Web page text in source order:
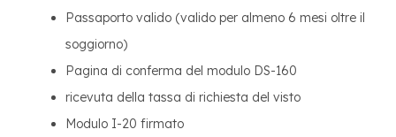
Passaporto valido (valido per almeno 6 mesi oltre il
soggiorno)
Pagina di conferma del modulo DS-160
ricevuta della tassa di richiesta del visto
Modulo I-20 firmato